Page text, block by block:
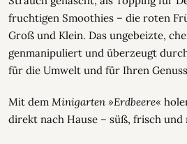
fruchtigen Smoothies – die roten
Groß und Klein. Das ungebeizte,
genmanipuliert und überzeugt
für die Umwelt und für Ihren
Mit dem Minigarten »Erdbeere«
direkt nach Hause – süß, frisch und